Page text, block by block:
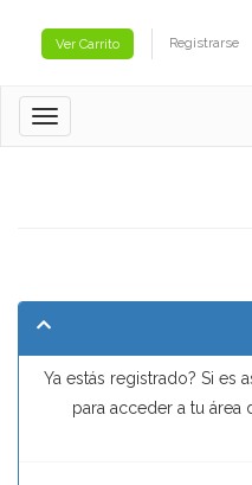
Registrarse
Ver Carrito
Ya estás registrado? Si es
para acceder a tu